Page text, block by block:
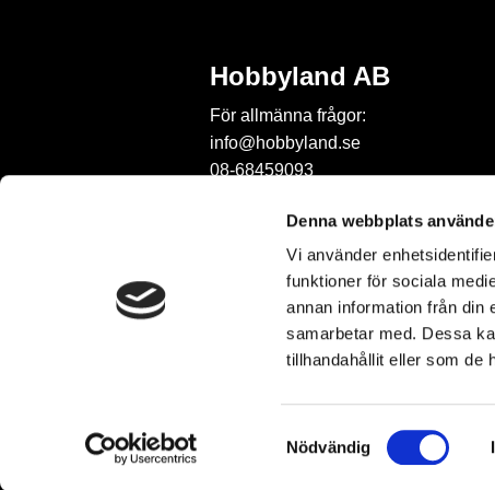
Denna webbplats
Vi använder
funktioner för sociala
annan information från din
samarbetar med. Dessa
tillhandahållit eller som de
a
Nödvändig
Hobbyland AB
För allmänna frågor:
info@hobbyland.se
08-68459093
order@hobbyland.se
08-68459093
vardagar mellan 9-11